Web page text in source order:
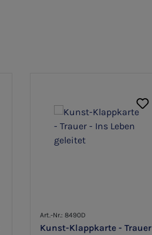
Art.-Nr.: 8490D
Kunst-Klappkarte - Trauer